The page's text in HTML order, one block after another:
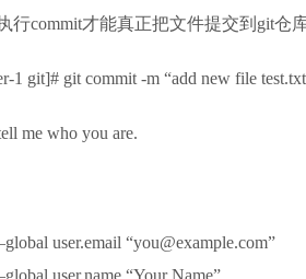
行commit才能真正把文件提交到git仓
1 git]# git commit -m “add new file
me who you are.
user.email “you@example.com”
user.name “Your Name”